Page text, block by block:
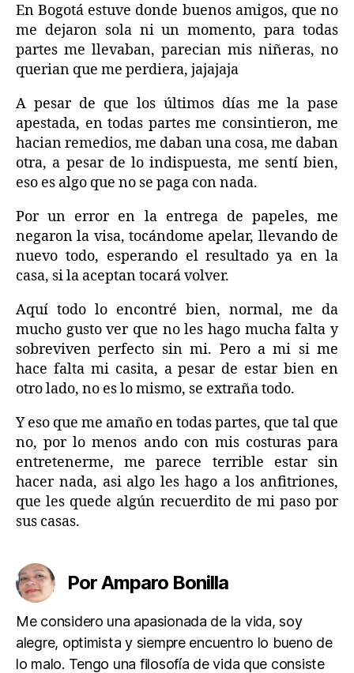
En Bogotá estuve donde buenos amigos, que no
me dejaron sola ni un momento, para todas
partes me llevaban, parecian mis niñeras, no
querian que me perdiera, jajajaja
A pesar de que los últimos días me la pase
apestada, en todas partes me consintieron, me
hacian remedios, me daban una cosa, me daban
otra, a pesar de lo indispuesta, me sentí bien,
eso es algo que no se paga con nada.
Por un error en la entrega de papeles, me
negaron la visa, tocándome apelar, llevando de
nuevo todo, esperando el resultado ya en la
casa, si la aceptan tocará volver.
Aquí todo lo encontré bien, normal, me da
mucho gusto ver que no les hago mucha falta y
sobreviven perfecto sin mi. Pero a mi si me
hace falta mi casita, a pesar de estar bien en
otro lado, no es lo mismo, se extraña todo.
Y eso que me amaño en todas partes, que tal que
no, por lo menos ando con mis costuras para
entretenerme, me parece terrible estar sin
hacer nada, asi algo les hago a los anfitriones,
que les quede algún recuerdito de mi paso por
sus casas.
Por Amparo Bonilla
Me considero una apasionada de la vida, soy
alegre, optimista y siempre encuentro lo bueno de
lo malo. Tengo una filosofía de vida que consiste